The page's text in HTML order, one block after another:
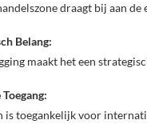
draagt bij aan de
Belang:
maakt het een
is toegankelijk voor